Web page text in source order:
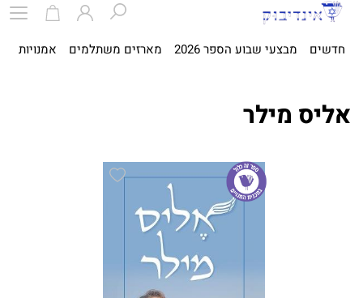
חדשים מבצעי שבוע הספר 2026 מארזים משתלמים אמנויות
אליס מילר